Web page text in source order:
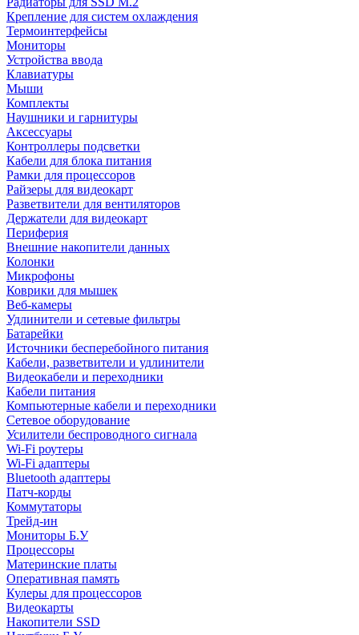
Крепление для систем охлаждения
Термоинтерфейсы
Мониторы
Устройства ввода
Клавиатуры
Мыши
Комплекты
Наушники и гарнитуры
Аксессуары
Контроллеры подсветки
Кабели для блока питания
Рамки для процессоров
Райзеры для видеокарт
Разветвители для вентиляторов
Держатели для видеокарт
Периферия
Внешние накопители данных
Колонки
Микрофоны
Коврики для мышек
Веб-камеры
Удлинители и сетевые фильтры
Батарейки
Источники бесперебойного питания
Кабели, разветвители и удлинители
Видеокабели и переходники
Кабели питания
Компьютерные кабели и переходники
Сетевое оборудование
Усилители беспроводного сигнала
Wi-Fi роутеры
Wi-Fi адаптеры
Bluetooth адаптеры
Патч-корды
Коммутаторы
Трейд-ин
Мониторы Б.У
Процессоры
Материнские платы
Оперативная память
Кулеры для процессоров
Видеокарты
Накопители SSD